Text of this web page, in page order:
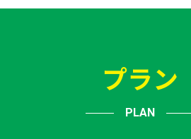
プラン
PLAN